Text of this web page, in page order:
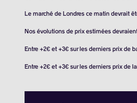
Le marché de Londres ce matin devrait
Nos évolutions de prix estimées
Entre +2€ et +3€ sur les derniers prix de
Entre +2€ et +3€ sur les derniers prix de